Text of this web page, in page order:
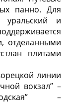
панно. Для
уральский и
отделанными
плитами
линии
вокзал” –
–